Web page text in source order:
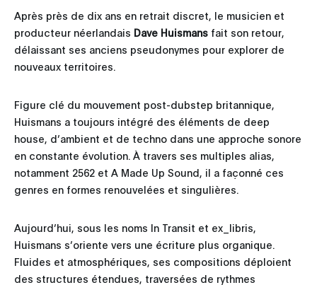
Après près de dix ans en retrait discret, le musicien et
producteur néerlandais Dave Huismans fait son retour,
délaissant ses anciens pseudonymes pour explorer de
nouveaux territoires.
Figure clé du mouvement post-dubstep britannique,
Huismans a toujours intégré des éléments de deep
house, d’ambient et de techno dans une approche sonore
en constante évolution. À travers ses multiples alias,
notamment 2562 et A Made Up Sound, il a façonné ces
genres en formes renouvelées et singulières.
Aujourd’hui, sous les noms In Transit et ex_libris,
Huismans s’oriente vers une écriture plus organique.
Fluides et atmosphériques, ses compositions déploient
des structures étendues, traversées de rythmes